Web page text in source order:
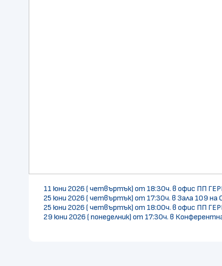
11 юни 2026 ( четвъртък) от 18:30ч. в офис ПП
25 юни 2026 ( четвъртък) от 17:30ч. в Зала 109 на
25 юни 2026 ( четвъртък) от 18:00ч. в офис ПП
29 юни 2026 ( понеделник) от 17:30ч. в